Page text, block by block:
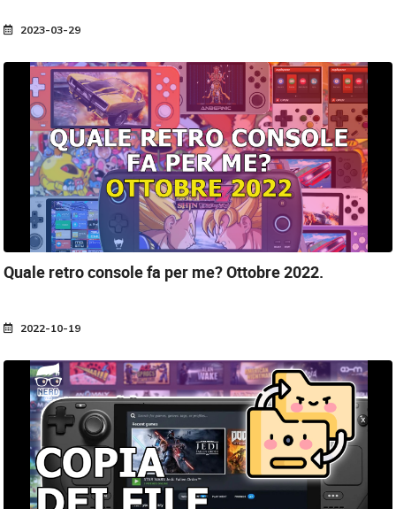
2023-03-29
Quale retro console fa per me?Ottobre 2022.
2022-10-19